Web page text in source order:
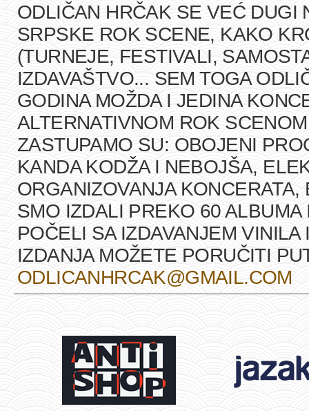
ODLIČAN HRČAK SE VEĆ DUGI
SRPSKE ROK SCENE, KAKO
(TURNEJE, FESTIVALI,
IZDAVAŠTVO... SEM TOGA
GODINA MOŽDA I JEDINA
ALTERNATIVNOM ROK
ZASTUPAMO SU: OBOJENI
KANDA KODŽA I NEBOJŠA,
ORGANIZOVANJA
SMO IZDALI PREKO 60
POČELI SA IZDAVANJEM
IZDANJA MOŽETE PORUČITI
ODLICANHRCAK@GMAIL.COM